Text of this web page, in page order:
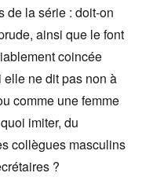
de la série : doit-on
ainsi que le font
coincée
ne dit pas non à
comme une femme
imiter, du
collègues masculins
?